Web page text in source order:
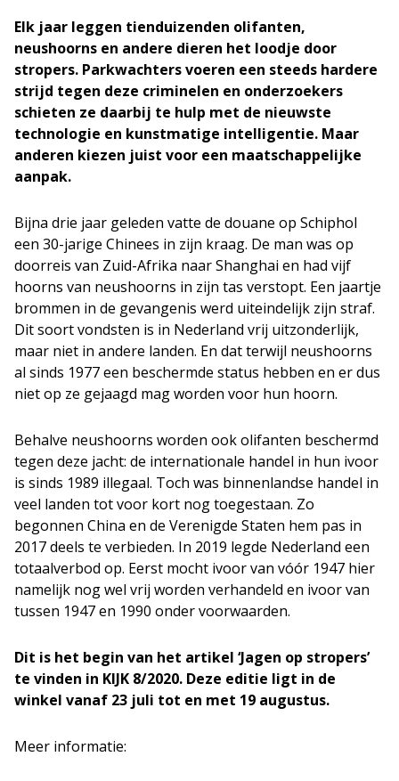
Elk jaar leggen tienduizenden olifanten,
neushoorns en andere dieren het loodje door
stropers. Parkwachters voeren een steeds hardere
strijd tegen deze criminelen en onderzoekers
schieten ze daarbij te hulp met de nieuwste
technologie en kunstmatige intelligentie. Maar
anderen kiezen juist voor een maatschappelijke
aanpak.
Bijna drie jaar geleden vatte de douane op Schiphol
een 30-jarige Chinees in zijn kraag. De man was op
doorreis van Zuid-Afrika naar Shanghai en had vijf
hoorns van neushoorns in zijn tas verstopt. Een jaartje
brommen in de gevangenis werd uiteindelijk zijn straf.
Dit soort vondsten is in Nederland vrij uitzonderlijk,
maar niet in andere landen. En dat terwijl neushoorns
al sinds 1977 een beschermde status hebben en er dus
niet op ze gejaagd mag worden voor hun hoorn.
Behalve neushoorns worden ook olifanten beschermd
tegen deze jacht: de internationale handel in hun ivoor
is sinds 1989 illegaal. Toch was binnenlandse handel in
veel landen tot voor kort nog toegestaan. Zo
begonnen China en de Verenigde Staten hem pas in
2017 deels te verbieden. In 2019 legde Nederland een
totaalverbod op. Eerst mocht ivoor van vóór 1947 hier
namelijk nog wel vrij worden verhandeld en ivoor van
tussen 1947 en 1990 onder voorwaarden.
Dit is het begin van het artikel ‘Jagen op stropers’
te vinden in KIJK 8/2020. Deze editie ligt in de
winkel vanaf 23 juli tot en met 19 augustus.
Meer informatie: